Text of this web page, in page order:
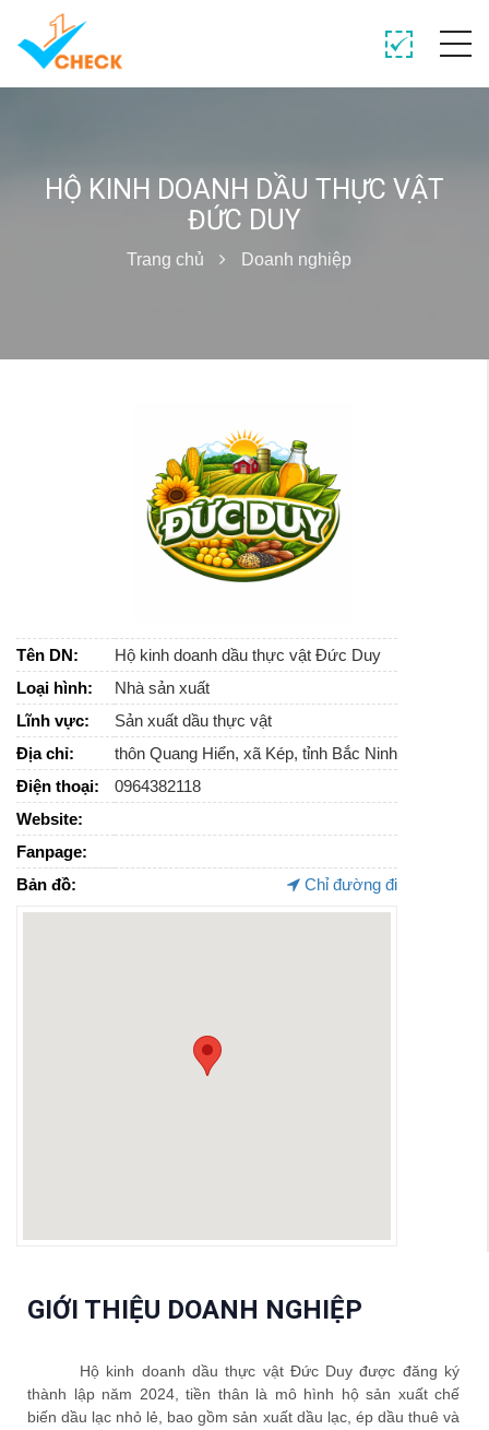
HỘ KINH DOANH DẦU THỰC VẬT
ĐỨC DUY
Trang chủ Doanh nghiệp
Tên DN:
Hộ kinh doanh dầu thực vật Đức Duy
Loại hình:
Nhà sản xuất
Lĩnh vực:
Sản xuất dầu thực vật
Địa chỉ:
thôn Quang Hiển, xã Kép, tỉnh Bắc Ninh
Điện thoại:
0964382118
Website:
Fanpage:
Bản đồ:
Chỉ đường đi
GIỚI THIỆU DOANH NGHIỆP
Hộ kinh doanh dầu thực vật Đức Duy được đăng ký
thành lập năm 2024, tiền thân là mô hình hộ sản xuất chế
biến dầu lạc nhỏ lẻ, bao gồm sản xuất dầu lạc, ép dầu thuê và